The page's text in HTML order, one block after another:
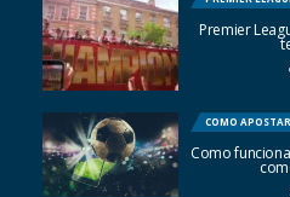
Premier
COMO APOSTAR
Como